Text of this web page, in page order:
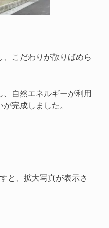
、こだわりが散りばめら
、自然エネルギーが利用
完成しました。
と、拡大写真が表示さ